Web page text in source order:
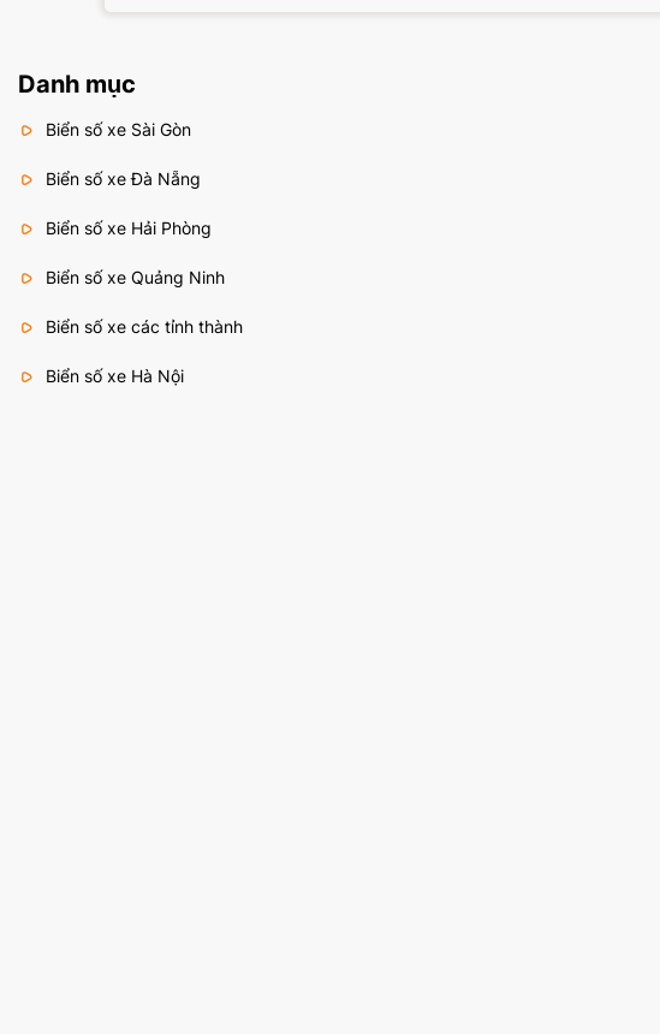
Danh mục
Biển số xe Sài Gòn
Biển số xe Đà Nẵng
Biển số xe Hải Phòng
Biển số xe Quảng Ninh
Biển số xe các tỉnh thành
Biển số xe Hà Nội